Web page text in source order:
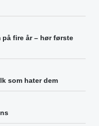
fire år – hør første
som hater dem